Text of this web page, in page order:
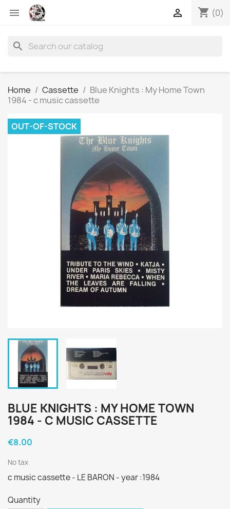
 shopping_cart (0)

search
Home Cassette
Blue Knights : My Home Town
1984 - c music cassette
OUT-OF-STOCK
BLUE KNIGHTS : MY HOME TOWN
1984 - C MUSIC CASSETTE
€8.00
No tax
c music cassette - LE BARON - year :1984
Quantity